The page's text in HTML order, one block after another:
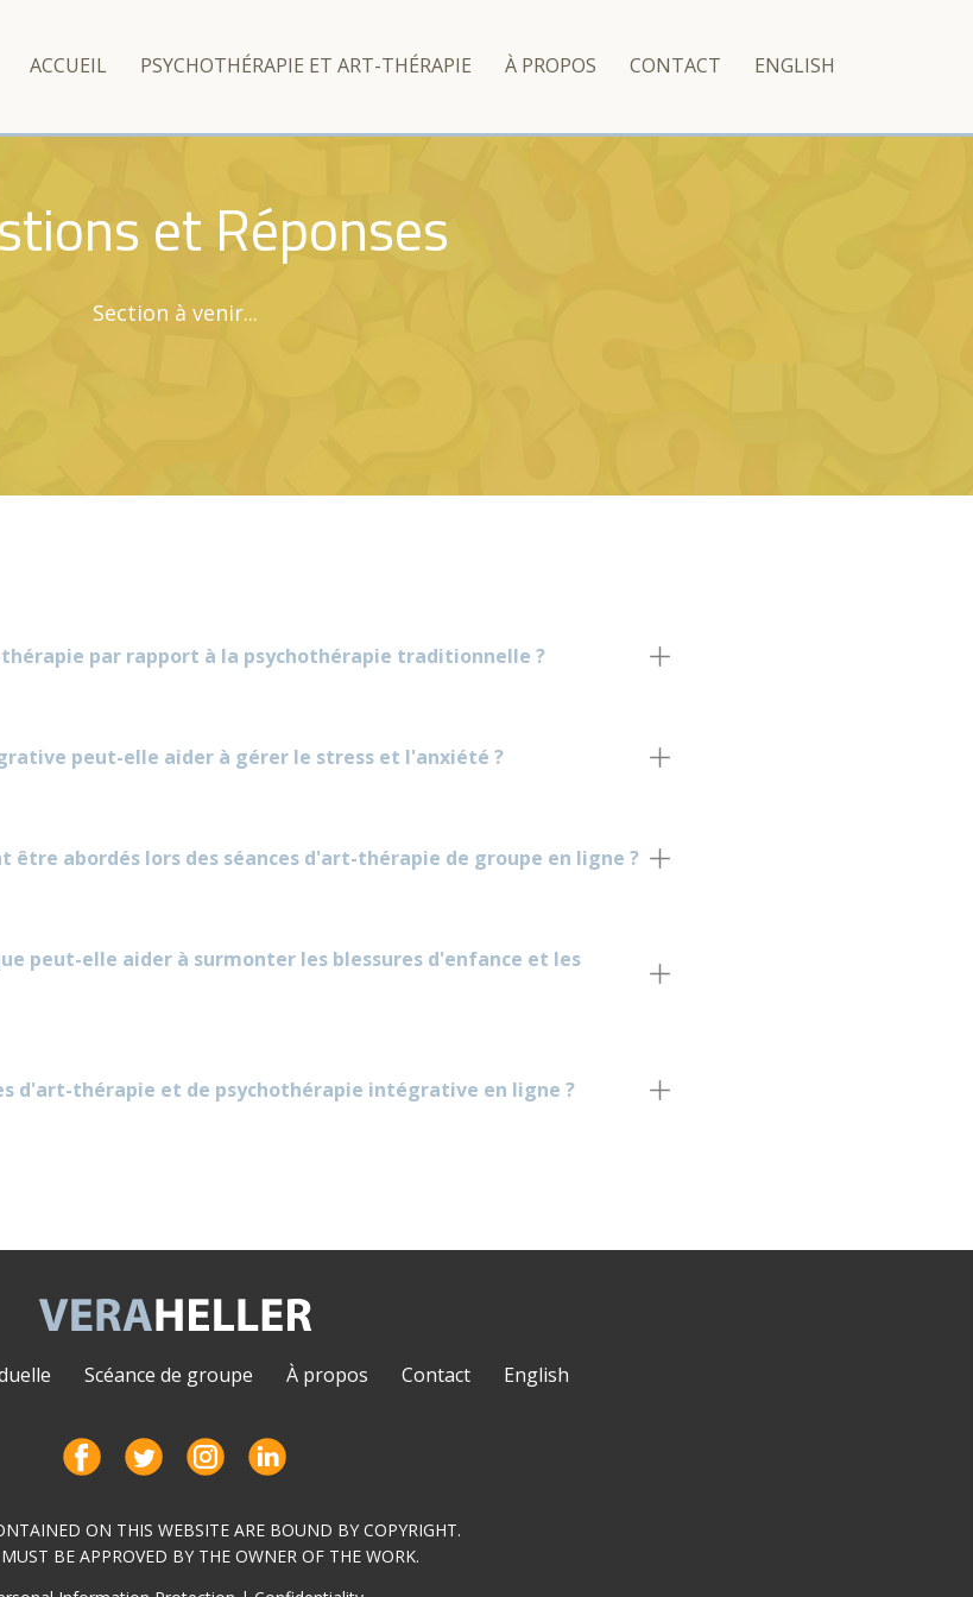
ACCUEIL PSYCHOTHÉRAPIE ET ART-THÉRAPIE À PROPOS CONTACT ENGLISH
et Réponses
Section à venir...
par rapport à la psychothérapie traditionnelle ?
peut-elle aider à gérer le stress et l'anxiété ?
être abordés lors des séances d'art-thérapie de groupe en ligne ?
peut-elle aider à surmonter les blessures d'enfance et les
d'art-thérapie et de psychothérapie intégrative en ligne ?
Scéance de groupe À propos Contact English
ON THIS WEBSITE ARE BOUND BY COPYRIGHT.
BE APPROVED BY THE OWNER OF THE WORK.